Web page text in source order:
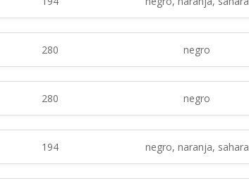
280 negro
280 negro
194 negro, naranja, sahara